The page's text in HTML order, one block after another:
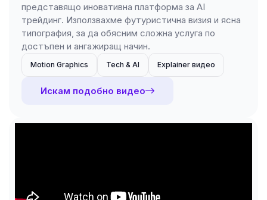
представящо иновативна платформа за AI
трейдинг. Използвахме футуристична визия и ясна
типография, за да обясним сложна услуга по
достъпен и ангажиращ начин.
Motion Graphics Tech & AI Explainer видео
Искам подобно видео